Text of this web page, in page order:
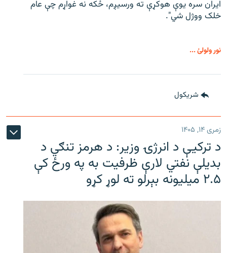
ایران سره یوې هوکړې ته ورسیږم، ځکه نه غواړم چې عام
خلک ووژل شي".
نور ولولئ ...
شريکول
زمری ۱۴, ۱۴۰۵
د ترکیې د انرژۍ وزیر: د هرمز تنګي د
بدیلې نفتي لارې ظرفیت به په ورځ کې
۲.۵ میلیونه بېرلو ته لوړ کړو